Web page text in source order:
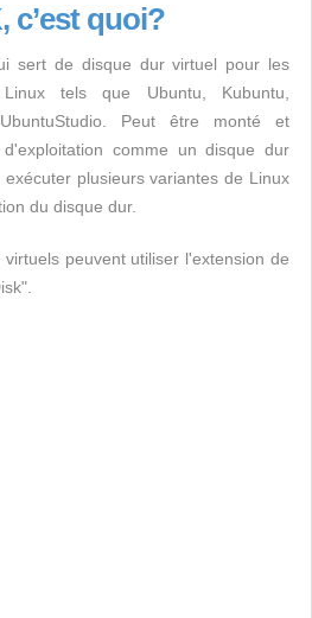
c’est quoi?
sert de disque dur virtuel pour les
Linux tels que Ubuntu, Kubuntu,
Peut être monté et
comme un disque dur
plusieurs variantes de Linux
du disque dur.
peuvent utiliser l'extension de